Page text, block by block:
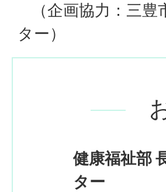
（企画協力：三豊
ター）
健康福祉部
ター